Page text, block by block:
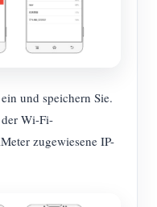
und speichern Sie.
Wi-Fi-
zugewiesene IP-